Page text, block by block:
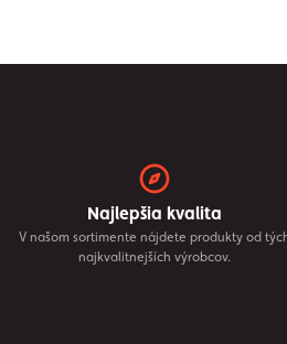
Najlepšia kvalita
V našom sortimente nájdete produkty od
najkvalitnejších výrobcov.